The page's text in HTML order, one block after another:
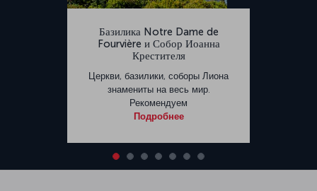
Базилика Notre Dame de
Fourvière и Собор Иоанна
Крестителя
Церкви, базилики, соборы Лиона
знамениты на весь мир.
Рекомендуем
Подробнее